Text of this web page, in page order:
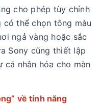
cho phép tùy chỉnh
có thể chọn tông màu
ngả vàng hoặc sắc
Sony cũng thiết lập
cá nhân hóa cho màn
về tính năng